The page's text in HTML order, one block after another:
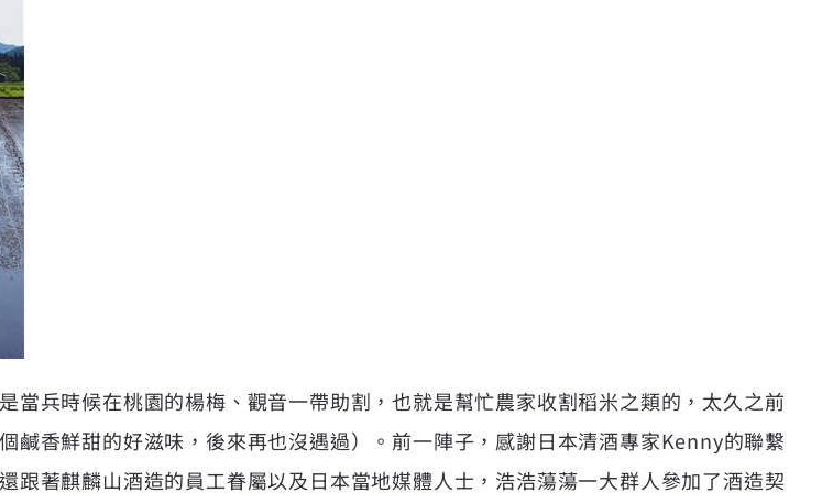
兵時候在桃園的楊梅、觀音一帶助割，也就是幫忙農家收割稻米之類的，太久之前
鹹香鮮甜的好滋味，後來再也沒遇過）。前一陣子，感謝日本清酒專家Kenny的聯繫
著麒麟山酒造的員工眷屬以及日本當地媒體人士，浩浩蕩蕩一大群人參加了酒造契